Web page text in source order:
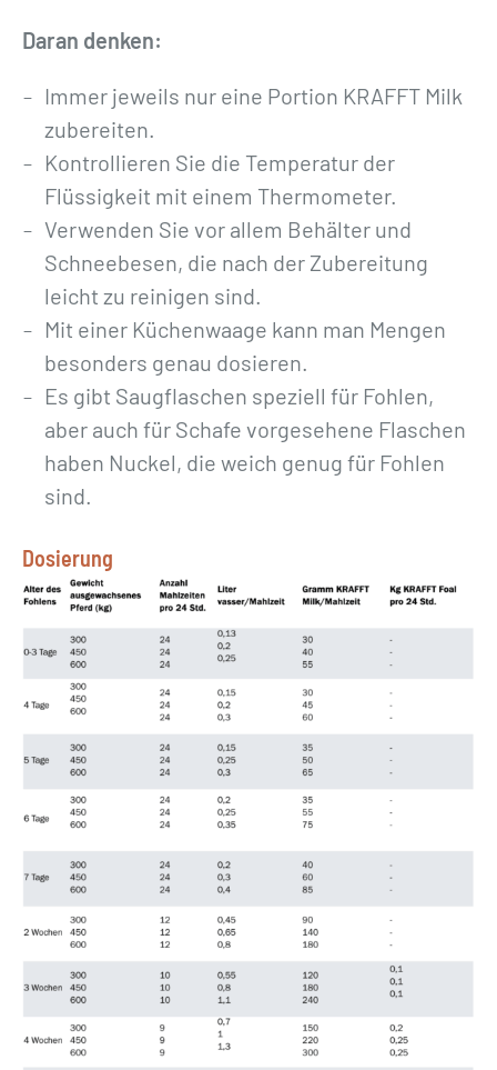
Daran denken:
Immer jeweils nur eine Portion KRAFFT Milk
zubereiten.
Kontrollieren Sie die Temperatur der
Flüssigkeit mit einem Thermometer.
Verwenden Sie vor allem Behälter und
Schneebesen, die nach der Zubereitung
leicht zu reinigen sind.
Mit einer Küchenwaage kann man Mengen
besonders genau dosieren.
Es gibt Saugflaschen speziell für Fohlen,
aber auch für Schafe vorgesehene Flaschen
haben Nuckel, die weich genug für Fohlen
sind.
Dosierung